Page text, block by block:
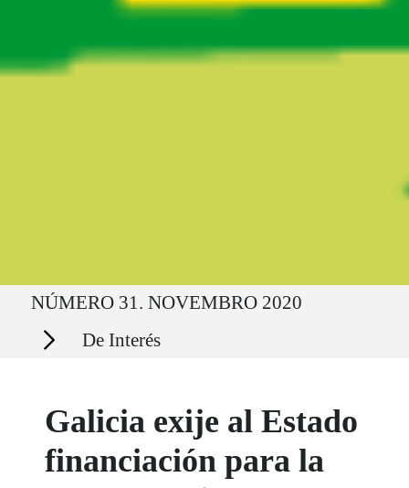
Ruta del sitio
NÚMERO 31. NOVEMBRO 2020
Secciones De Interés
Galicia exije al Estado
financiación para la